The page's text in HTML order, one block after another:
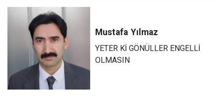
Mustafa Yılmaz
YETER Kİ GÖNÜLLER ENGELLİ
OLMASIN